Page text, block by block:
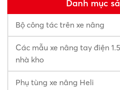
Danh mục
Bộ công tác trên xe nâng
Các mẫu xe nâng tay điện
nhà kho
Phụ tùng xe nâng Heli